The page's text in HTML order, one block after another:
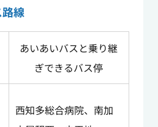
線
あいあいバスと乗り継
ぎできるバス停
西知多総合病院、南加